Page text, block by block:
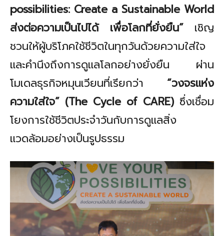
possibilities: Create a Sustainable World
ส่งต่อความเป็นไปได้ เพื่อโลกที่ยั่งยืน”
เชิญ
ชวนให้ผู้บริโภคใช้ชีวิตในทุกวันด้วยความใส่ใจ
และคำนึงถึงการดูแลโลกอย่างยั่งยืน ผ่าน
โมเดลธุรกิจหมุนเวียนที่เรียกว่า “วงจรแห่ง
ความใส่ใจ” (The Cycle of CARE) ซึ่งเชื่อม
โยงการใช้ชีวิตประจำวันกับการดูแลสิ่ง
แวดล้อมอย่างเป็นรูปธรรม